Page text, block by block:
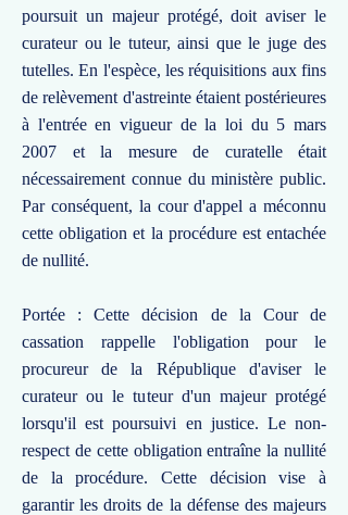
poursuit un majeur protégé, doit aviser le
curateur ou le tuteur, ainsi que le juge des
tutelles. En l'espèce, les réquisitions aux fins
de relèvement d'astreinte étaient postérieures
à l'entrée en vigueur de la loi du 5 mars
2007 et la mesure de curatelle était
nécessairement connue du ministère public.
Par conséquent, la cour d'appel a méconnu
cette obligation et la procédure est entachée
de nullité.
Portée : Cette décision de la Cour de
cassation rappelle l'obligation pour le
procureur de la République d'aviser le
curateur ou le tuteur d'un majeur protégé
lorsqu'il est poursuivi en justice. Le non-
respect de cette obligation entraîne la nullité
de la procédure. Cette décision vise à
garantir les droits de la défense des majeurs